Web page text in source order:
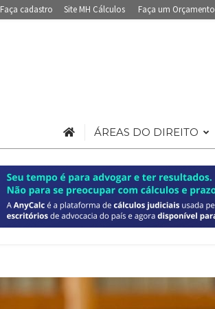
Faça cadastro Site MH Cálculos Faça um Orçamento
ÁREAS DO DIREITO